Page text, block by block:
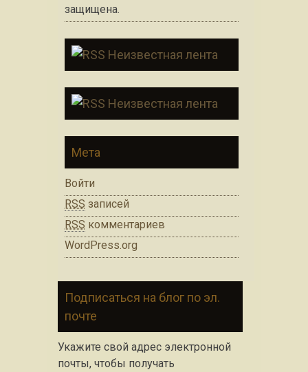
защищена.
Неизвестная лента
Неизвестная лента
Мета
Войти
RSS записей
RSS комментариев
WordPress.org
Подписаться на блог по эл.
почте
Укажите свой адрес электронной
почты, чтобы получать